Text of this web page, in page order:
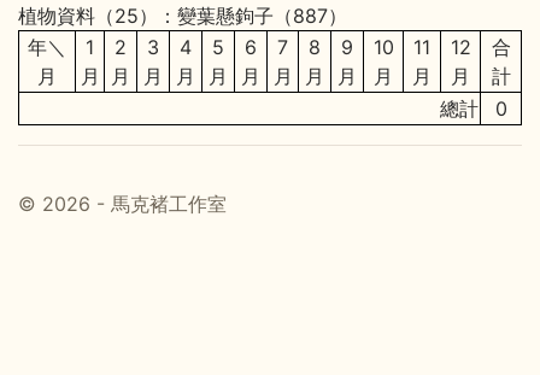
植物資料（25）：變葉懸鉤子（887）
年＼
月
1
月
2
月
3
月
4
月
5
月
6
月
7
月
8
月
9
月
10
月
11
月
12
月
合
計
總計
0
© 2026 - 馬克褚工作室